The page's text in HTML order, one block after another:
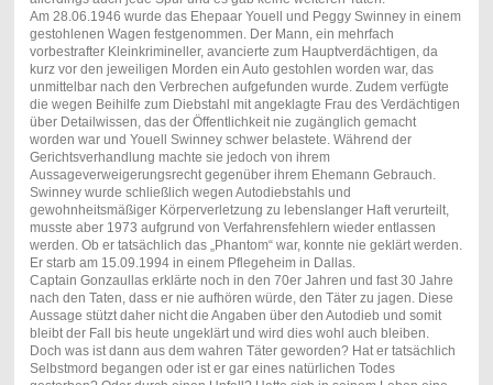
Am 28.06.1946 wurde das Ehepaar Youell und Peggy Swinney in einem
gestohlenen Wagen festgenommen. Der Mann, ein mehrfach
vorbestrafter Kleinkrimineller, avancierte zum Hauptverdächtigen, da
kurz vor den jeweiligen Morden ein Auto gestohlen worden war, das
unmittelbar nach den Verbrechen aufgefunden wurde. Zudem verfügte
die wegen Beihilfe zum Diebstahl mit angeklagte Frau des Verdächtigen
über Detailwissen, das der Öffentlichkeit nie zugänglich gemacht
worden war und Youell Swinney schwer belastete. Während der
Gerichtsverhandlung machte sie jedoch von ihrem
Aussageverweigerungsrecht gegenüber ihrem Ehemann Gebrauch.
Swinney wurde schließlich wegen Autodiebstahls und
gewohnheitsmäßiger Körperverletzung zu lebenslanger Haft verurteilt,
musste aber 1973 aufgrund von Verfahrensfehlern wieder entlassen
werden. Ob er tatsächlich das „Phantom“ war, konnte nie geklärt werden.
Er starb am 15.09.1994 in einem Pflegeheim in Dallas.
Captain Gonzaullas erklärte noch in den 70er Jahren und fast 30 Jahre
nach den Taten, dass er nie aufhören würde, den Täter zu jagen. Diese
Aussage stützt daher nicht die Angaben über den Autodieb und somit
bleibt der Fall bis heute ungeklärt und wird dies wohl auch bleiben.
Doch was ist dann aus dem wahren Täter geworden? Hat er tatsächlich
Selbstmord begangen oder ist er gar eines natürlichen Todes